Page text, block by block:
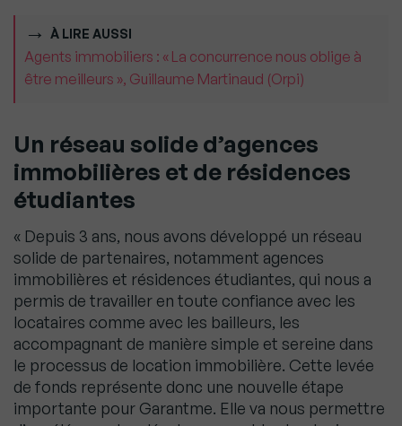
À LIRE AUSSI
Agents immobiliers : « La concurrence nous oblige à
être meilleurs », Guillaume Martinaud (Orpi)
Un réseau solide d’agences
immobilières et de résidences
étudiantes
« Depuis 3 ans, nous avons développé un réseau
solide de partenaires, notamment agences
immobilières et résidences étudiantes, qui nous a
permis de travailler en toute confiance avec les
locataires comme avec les bailleurs, les
accompagnant de manière simple et sereine dans
le processus de location immobilière. Cette levée
de fonds représente donc une nouvelle étape
importante pour Garantme. Elle va nous permettre